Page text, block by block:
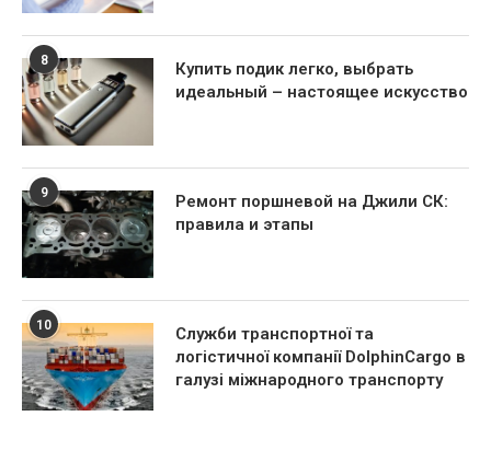
8
Купить подик легко, выбрать
идеальный – настоящее искусство
9
Ремонт поршневой на Джили СК:
правила и этапы
10
Служби транспортної та
логістичної компанії DolphinCargo в
галузі міжнародного транспорту